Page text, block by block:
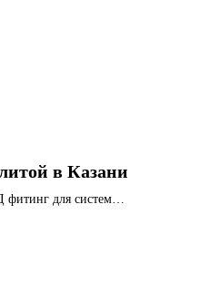
в Казани
фитинг для систем